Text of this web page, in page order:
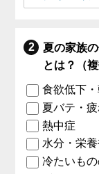
夏の家族
とは？（
食欲低下
夏バテ・
熱中症
水分・栄
冷たいも